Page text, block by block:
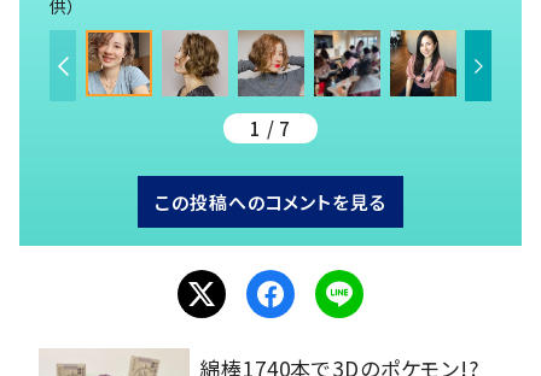
供）
1 / 7
この投稿へのコメントを見る
綿棒1740本で3Dのポケモン!?